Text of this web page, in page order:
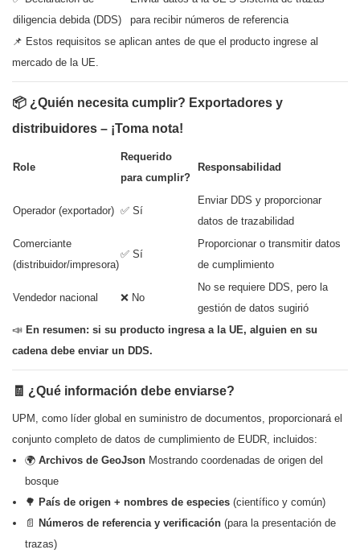
diligencia debida (DDS)
para recibir números de referencia
📌 Estos requisitos se aplican antes de que el producto ingrese al
mercado de la UE.
📦 ¿Quién necesita cumplir? Exportadores y
distribuidores – ¡Toma nota!
Role
Requerido
para cumplir?
Responsabilidad
Operador (exportador) ✅ Sí
Enviar DDS y proporcionar
datos de trazabilidad
Comerciante
(distribuidor/impresora)
✅ Sí
Proporcionar o transmitir datos
de cumplimiento
Vendedor nacional ❌ No
No se requiere DDS, pero la
gestión de datos sugirió
📣 En resumen: si su producto ingresa a la UE, alguien en su
cadena debe enviar un DDS.
🧾 ¿Qué información debe enviarse?
UPM, como líder global en suministro de documentos, proporcionará el
conjunto completo de datos de cumplimiento de EUDR, incluidos:
🌍 Archivos de GeoJson Mostrando coordenadas de origen del
bosque
🌳 País de origen + nombres de especies (científico y común)
📄 Números de referencia y verificación (para la presentación de
trazas)